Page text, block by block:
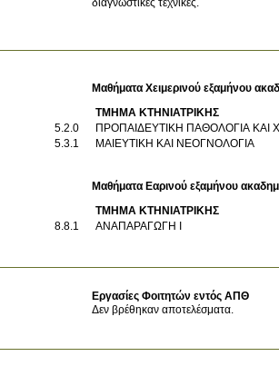
Μαθήματα Χειμερινού εξαμήνου
ΤΜΗΜΑ ΚΤΗΝΙΑΤΡΙΚΗΣ
5.2.0
ΠΡΟΠΑΙΔΕΥΤΙΚΗ ΠΑΘΟΛΟΓΙΑ ΚΑΙ
5.3.1
ΜΑΙΕΥΤΙΚΗ ΚΑΙ ΝΕΟΓΝΟΛΟΓΙΑ
Μαθήματα Εαρινού εξαμήνου
ΤΜΗΜΑ ΚΤΗΝΙΑΤΡΙΚΗΣ
8.8.1
ΑΝΑΠΑΡΑΓΩΓΗ Ι
Εργασίες Φοιτητών εντός ΑΠΘ
Δεν βρέθηκαν αποτελέσματα.